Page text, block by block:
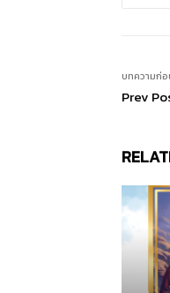
บทความก่
Prev